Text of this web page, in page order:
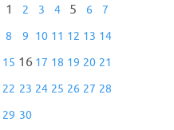
1 2 3 4 5 6
7
8
9 10 11 12 13 14
15 16 17 18 19 20 21
22 23 24 25 26 27 28
29 30